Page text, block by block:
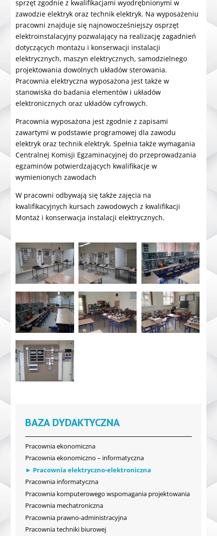
sprzęt zgodnie z kwalifikacjami wyodrębnionymi w
zawodzie elektryk oraz technik elektryk. Na wyposażeniu
pracowni znajduje się najnowocześniejszy osprzęt
elektroinstalacyjny pozwalający na realizację zagadnień
dotyczących montażu i konserwacji instalacji
elektrycznych, maszyn elektrycznych, samodzielnego
projektowania dowolnych układów sterowania.
Pracownia elektryczna wyposażona jest także w
stanowiska do badania elementów i układów
elektronicznych oraz układów cyfrowych.
Pracownia wyposażona jest zgodnie z zapisami
zawartymi w podstawie programowej dla zawodu
elektryk oraz technik elektryk. Spełnia także wymagania
Centralnej Komisji Egzaminacyjnej do przeprowadzania
egzaminów potwierdzających kwalifikacje w
wymienionych zawodach
W pracowni odbywają się także zajęcia na
kwalifikacyjnych kursach zawodowych z kwalifikacji
Montaż i konserwacja instalacji elektrycznych.
BAZA DYDAKTYCZNA
Pracownia ekonomiczna
Pracownia ekonomiczno – informatyczna
Pracownia elektryczno-elektroniczna
Pracownia informatyczna
Pracownia komputerowego wspomagania projektowania
Pracownia mechatroniczna
Pracownia prawno-administracyjna
Pracownia techniki biurowej